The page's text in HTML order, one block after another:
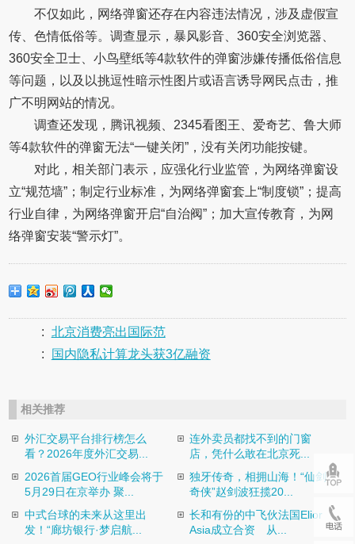
不仅如此，网络弹窗还存在内容违法情况，涉及虚假宣
传、色情低俗等。调查显示，暴风影音、360安全浏览器、
360安全卫士、小鸟壁纸等4款软件的弹窗涉嫌传播低俗信息
等问题，以及以挑逗性暗示性图片或语言诱导网民点击，推
广不明网站的情况。
调查还发现，腾讯视频、2345看图王、爱奇艺、鲁大师
等4款软件的弹窗无法“一键关闭”，没有关闭功能按键。
对此，相关部门表示，应强化行业监管，为网络弹窗设
立“规范墙”；制定行业标准，为网络弹窗套上“制度锁”；提高
行业自律，为网络弹窗开启“自治阀”；加大宣传教育，为网
络弹窗安装“警示灯”。
: 北京消费亮出国际范
:
国内隐私计算龙头获3亿融资
相关推荐
外汇交易平台排行榜怎么
看？2026年度外汇交易...
连外卖员都找不到的门窗
店，凭什么敢在北京死...
2026首届GEO行业峰会将于
5月29日在京举办 聚...
独牙传奇，相拥山海！“仙剑
奇侠”赵剑波狂揽20...
中式台球的未来从这里出
发！“廊坊银行·梦启航...
长和有份的中飞伙法国Elior
Asia成立合资 从...